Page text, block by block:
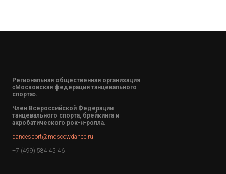
Региональная общественная организация
«Московская федерация танцевального
спорта».
Член Всероссийской Федерации
танцевального спорта, брейкинга и
акробатического рок-н-ролла.
dancesport@moscowdance.ru
+7 (499) 584 45 46